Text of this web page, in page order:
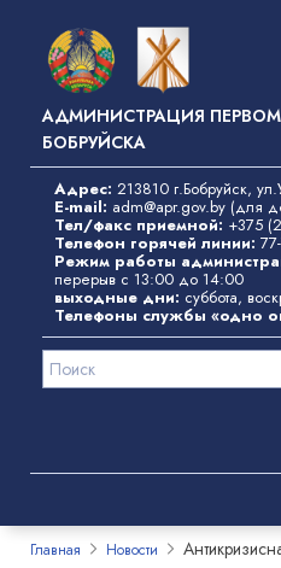
основному
содержанию
АДМИНИСТРАЦИЯ
БОБРУЙСКА
Адрес: 213810 г.Бобруйск,
E-mail: adm@apr.gov.by (для
Тел/факс приемной: +375
Телефон горячей линии:
Режим работы
перерыв с 13:00 до 14:00
выходные дни: суббота,
Телефоны службы «одно
Главная Новости